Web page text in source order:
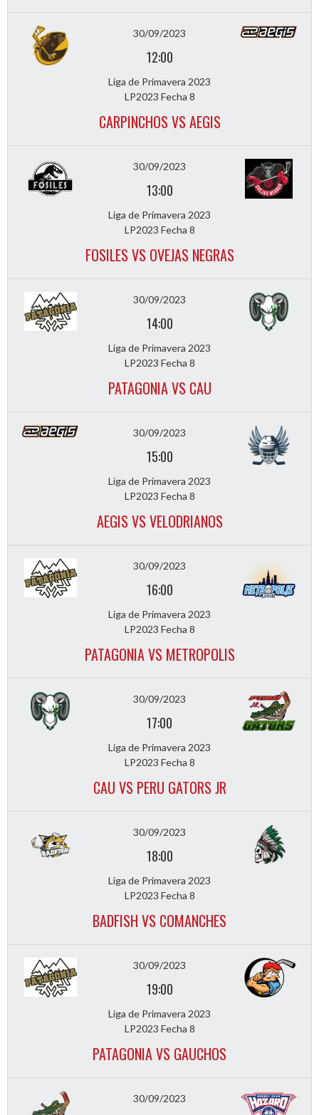
30/09/2023
12:00
Liga de Primavera 2023
LP2023 Fecha 8
CARPINCHOS VS AEGIS
30/09/2023
13:00
Liga de Primavera 2023
LP2023 Fecha 8
FOSILES VS OVEJAS NEGRAS
30/09/2023
14:00
Liga de Primavera 2023
LP2023 Fecha 8
PATAGONIA VS CAU
30/09/2023
15:00
Liga de Primavera 2023
LP2023 Fecha 8
AEGIS VS VELODRIANOS
30/09/2023
16:00
Liga de Primavera 2023
LP2023 Fecha 8
PATAGONIA VS METROPOLIS
30/09/2023
17:00
Liga de Primavera 2023
LP2023 Fecha 8
CAU VS PERU GATORS JR
30/09/2023
18:00
Liga de Primavera 2023
LP2023 Fecha 8
BADFISH VS COMANCHES
30/09/2023
19:00
Liga de Primavera 2023
LP2023 Fecha 8
PATAGONIA VS GAUCHOS
30/09/2023